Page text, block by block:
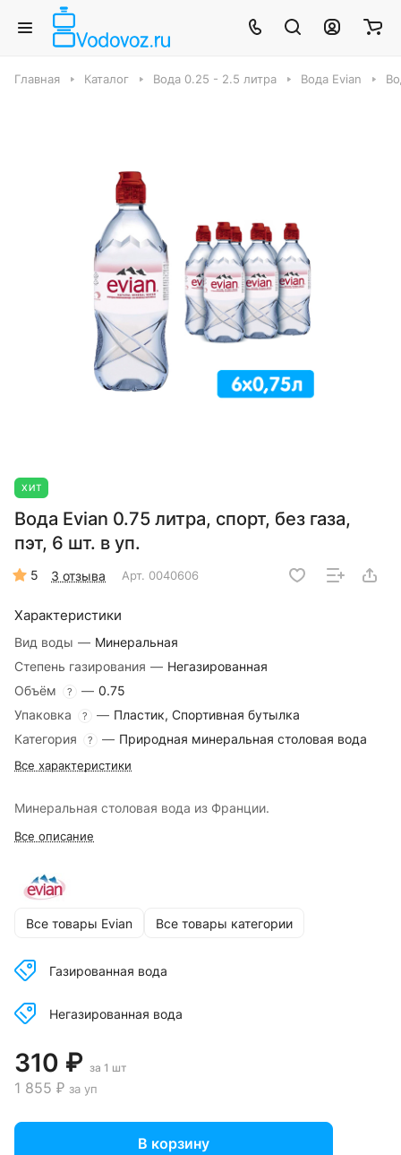
Главная Каталог Вода 0.25 - 2.5 литра Вода Evian
ХИТ
Вода Evian 0.75 литра, спорт, без газа,
пэт, 6 шт. в уп.
5 3 отзыва Арт. 0040606
Характеристики
Вид воды — Минеральная
Степень газирования — Негазированная
Объём
? — 0.75
Упаковка
? — Пластик, Спортивная бутылка
Категория
? — Природная минеральная столовая вода
Все характеристики
Минеральная столовая вода из Франции.
Все описание
Все товары Evian Все товары категории
Газированная вода
Негазированная вода
310 ₽ за 1 шт
1 855 ₽ за уп
В корзину